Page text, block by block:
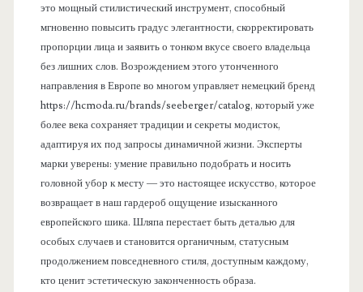
это мощный стилистический инструмент, способный
мгновенно повысить градус элегантности, скорректировать
пропорции лица и заявить о тонком вкусе своего владельца
без лишних слов. Возрождением этого утонченного
направления в Европе во многом управляет немецкий бренд
https://hcmoda.ru/brands/seeberger/catalog, который уже
более века сохраняет традиции и секреты модисток,
адаптируя их под запросы динамичной жизни. Эксперты
марки уверены: умение правильно подобрать и носить
головной убор к месту — это настоящее искусство, которое
возвращает в наш гардероб ощущение изысканного
европейского шика. Шляпа перестает быть деталью для
особых случаев и становится органичным, статусным
продолжением повседневного стиля, доступным каждому,
кто ценит эстетическую законченность образа.